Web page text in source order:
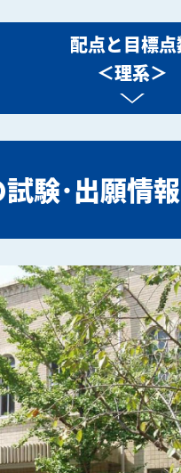
配点と目標
＜理系＞
験･出願情報